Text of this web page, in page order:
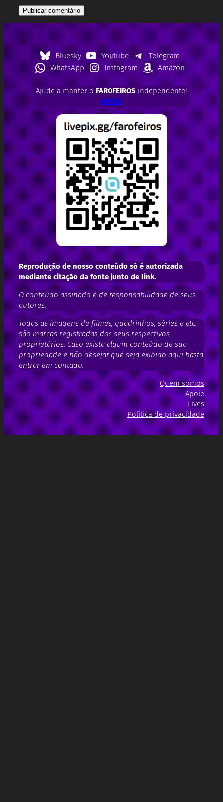
Bluesky Youtube
Telegram
WhatsApp
Instagram Amazon
Ajude a manter o FAROFEIROSindependente!
APOIE!
Reprodução de nosso conteúdo só é autorizada
mediante citação da fonte junto de link.
O conteúdo assinado é de responsabilidade de seus
autores.
Todas as imagens de filmes, quadrinhos, séries e etc.
são marcas registradas dos seus respectivos
proprietários. Caso exista algum conteúdo de sua
propriedade e não desejar que seja exibido aqui basta
entrar em contado.
Quem somos
Apoie
Lives
Política de privacidade